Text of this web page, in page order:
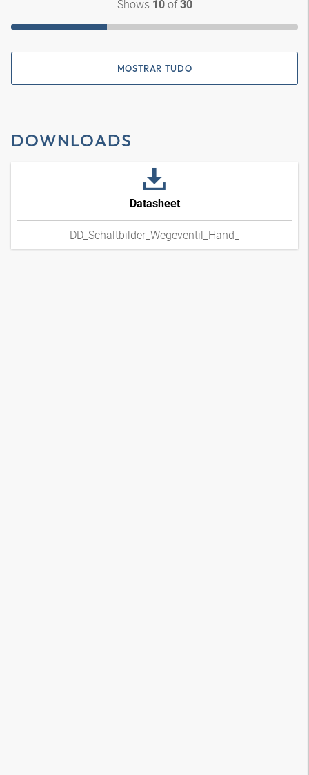
Shows 10of30
MOSTRAR TUDO
DOWNLOADS
Datasheet
DD_Schaltbilder_Wegeventil_Hand_